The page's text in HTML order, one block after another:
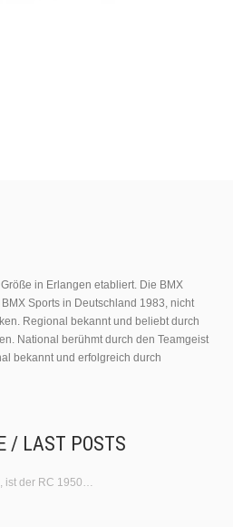
in Erlangen etabliert. Die BMX
Sports in Deutschland 1983, nicht
Regional bekannt und beliebt durch
National berühmt durch den Teamgeist
bekannt und erfolgreich durch
/ LAST POSTS
ist der RC 1950…